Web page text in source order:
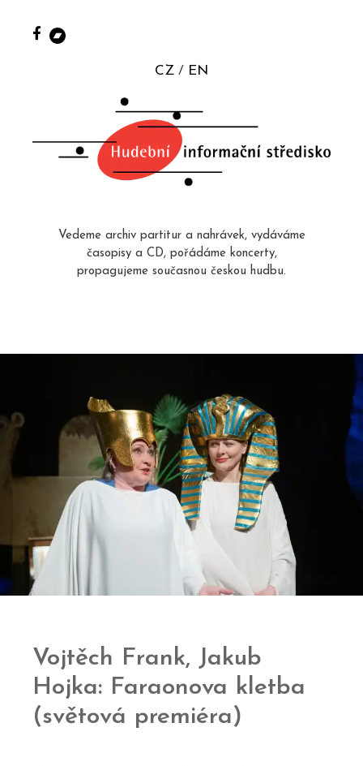
CZ EN
Vedeme archiv partitur a nahrávek, vydáváme
časopisy a CD, pořádáme koncerty,
propagujeme současnou českou hudbu.
Vojtěch Frank, Jakub
Hojka: Faraonova kletba
(světová premiéra)